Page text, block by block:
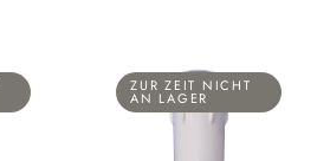
ZUR ZEIT NICHT
AN LAGER